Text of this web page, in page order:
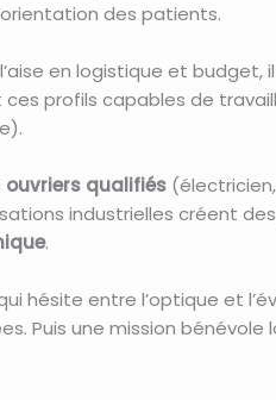
des patients.
l’aise en logistique et
profils capables de
ouvriers qualifiés
industrielles créent
.
hésite entre l’optique et
Puis une mission